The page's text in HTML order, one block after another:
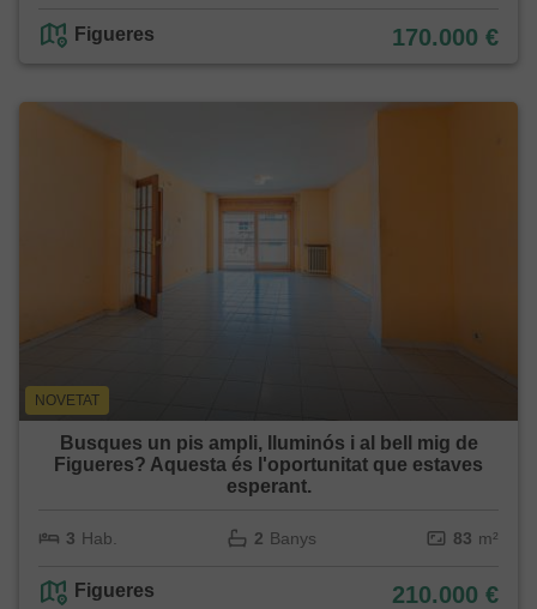
Figueres 170.000 €
NOVETAT
Busques un pis ampli, lluminós i al bell mig de
Figueres? Aquesta és l'oportunitat que estaves
esperant.
3 Hab. 2 Banys 83 m²
Figueres 210.000 €